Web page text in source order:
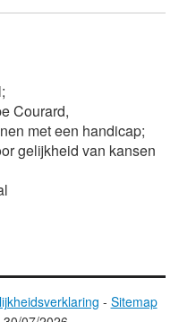
Courard,
met een handicap;
gelijkheid van kansen
- Sitemap